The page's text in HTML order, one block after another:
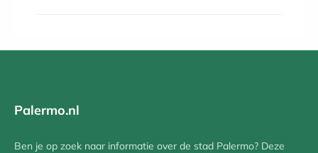
Palermo.nl
Ben je op zoek naar informatie over de stad Palermo? Deze